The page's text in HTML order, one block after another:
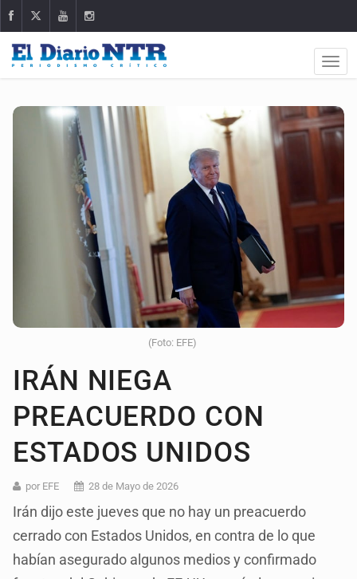
(Foto: EFE)
IRÁN NIEGA
PREACUERDO CON
ESTADOS UNIDOS
por EFE 28 de Mayo de 2026
Irán dijo este jueves que no hay un preacuerdo
cerrado con Estados Unidos, en contra de lo que
habían asegurado algunos medios y confirmado